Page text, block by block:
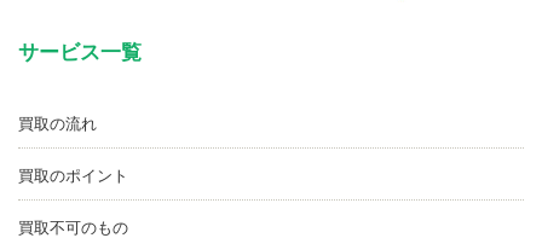
サービス一覧
買取の流れ
買取のポイント
買取不可のもの